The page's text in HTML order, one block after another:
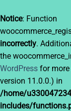
Notice: Function
incorrectly.
the
WordPress for
version 11.0.0.) in
/home/
includes/